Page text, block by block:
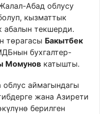
Абад облусу
кызматтык
абалын текшерди.
төрагасы Бакытбек
бухгалтер-
Момунов катышты.
облус аймагындагы
жана Азирети
берилген